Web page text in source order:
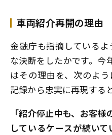
車両紹介再開の理由
金融庁も指摘している
な決断をしたかです。今
はその理由を、次のよ
記録から忠実に再現す
「紹介停止中も、お客
しているケースが続い